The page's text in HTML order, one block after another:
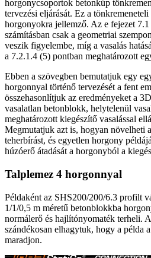
horgonycsoportok betonkúp
tervezési eljárását. Ez a
horgonyokra jellemző. Az e fejezet
számításban csak a geometriai
veszik figyelembe, míg a vasalás
a 7.2.1.4 (5) pontban meghatározott
Ebben a szövegben bemutatjuk egy
horgonnyal történő tervezését a fent
összehasonlítjuk az eredményeket a
vasalatlan betonblokk, helytelenül
meghatározott kiegészítő vasalással
Megmutatjuk azt is, hogyan növelheti
teherbírást, és egyetlen horgony
húzóerő átadását a horgonyból a
Talplemez 4 horgonnyal
Példaként az SHS200/200/6.3 profilt
1/1/0,5 m méretű betonblokkba
normálerő és hajlítónyomaték terheli.
szándékosan elhagytuk, hogy a példa
maradjon.